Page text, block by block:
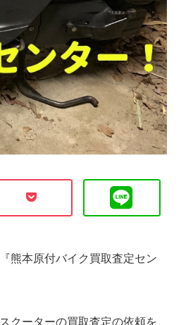
熊本原付バイク買取査定セン
クーターの買取査定の依頼を